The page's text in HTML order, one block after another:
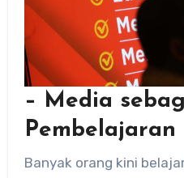
– Media
Pembelajaran
Banyak orang kini